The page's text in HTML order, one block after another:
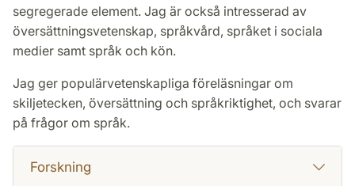
segregerade element. Jag är också intresserad av
översättningsvetenskap, språkvård, språket i sociala
medier samt språk och kön.
Jag ger populärvetenskapliga föreläsningar om
skiljetecken, översättning och språkriktighet, och svarar
på frågor om språk.
Forskning